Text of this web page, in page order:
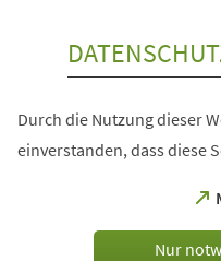
Durch die Nutzung dieser
einverstanden, dass diese
Nur